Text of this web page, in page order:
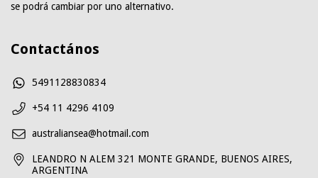
se podrá cambiar por uno alternativo.
Contactános
5491128830834
+54 11 4296 4109
australiansea@hotmail.com
LEANDRO N ALEM 321 MONTE GRANDE, BUENOS AIRES,
ARGENTINA